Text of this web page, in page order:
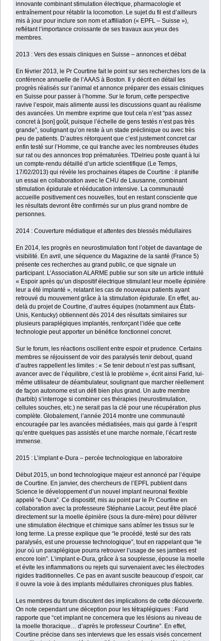
innovante combinant stimulation électrique, pharmacologie et
entraînement pour rétablir la locomotion. Le sujet du fil est d’ailleurs
mis à jour pour inclure son nom et affiliation (« EPFL – Suisse »),
reflétant l’importance croissante de ses travaux aux yeux des
membres.
2013 : Vers des essais cliniques en Suisse – annonces et débat
En février 2013, le Pr Courtine fait le point sur ses recherches lors de la
conférence annuelle de l’AAAS à Boston. Il y décrit en détail les
progrès réalisés sur l’animal et annonce préparer des essais cliniques
en Suisse pour passer à l’homme. Sur le forum, cette perspective
ravive l’espoir, mais alimente aussi les discussions quant au réalisme
des avancées. Un membre exprime que tout cela n’est “pas assez
concret à [son] goût, puisque l’échelle de gens testés n’est pas très
grande”, soulignant qu’on reste à un stade préclinique ou avec très
peu de patients. D’autres rétorquent que c’est justement concret car
enfin testé sur l’Homme, ce qui tranche avec les nombreuses études
sur rat ou des annonces trop prématurées. TDelrieu poste quant à lui
un compte-rendu détaillé d’un article scientifique (Le Temps,
17/02/2013) qui révèle les prochaines étapes de Courtine : il planifie
un essai en collaboration avec le CHU de Lausanne, combinant
stimulation épidurale et rééducation intensive. La communauté
accueille positivement ces nouvelles, tout en restant consciente que
les résultats devront être confirmés sur un plus grand nombre de
personnes.
2014 : Couverture médiatique et attentes des blessés médullaires
En 2014, les progrès en neurostimulation font l’objet de davantage de
visibilité. En avril, une séquence du Magazine de la santé (France 5)
présente ces recherches au grand public, ce que signale un
participant. L’Association ALARME publie sur son site un article intitulé
« Espoir après qu’un dispositif électrique stimulant leur moelle épinière
leur a été implanté », relatant les cas de nouveaux patients ayant
retrouvé du mouvement grâce à la stimulation épidurale. En effet, au-
delà du projet de Courtine, d’autres équipes (notamment aux États-
Unis, Kentucky) obtiennent dès 2014 des résultats similaires sur
plusieurs paraplégiques implantés, renforçant l’idée que cette
technologie peut apporter un bénéfice fonctionnel concret.
Sur le forum, les réactions oscillent entre espoir et prudence. Certains
membres se réjouissent de voir des paralysés tenir debout, quand
d’autres rappellent les limites : « Se tenir debout n’est pas suffisant,
avancer avec de l’équilibre, c’est là le problème », écrit ainsi Farid, lui-
même utilisateur de déambulateur, soulignant que marcher réellement
de façon autonome est un défi bien plus grand. Un autre membre
(harbib) s’interroge si combiner ces thérapies (neurostimulation,
cellules souches, etc.) ne serait pas la clé pour une récupération plus
complète. Globalement, l’année 2014 montre une communauté
encouragée par les avancées médiatisées, mais qui garde à l’esprit
qu’entre quelques pas assistés et une marche normale, l’écart reste
immense.
2015 : L’implant e-Dura – percée technologique en laboratoire
Début 2015, un bond technologique majeur est annoncé par l’équipe
de Courtine. En janvier, des chercheurs de l’EPFL publient dans
Science le développement d’un nouvel implant neuronal flexible
appelé “e-Dura”. Ce dispositif, mis au point par le Pr Courtine en
collaboration avec la professeure Stéphanie Lacour, peut être placé
directement sur la moelle épinière (sous la dure-mère) pour délivrer
une stimulation électrique et chimique sans abîmer les tissus sur le
long terme. La presse explique que “le procédé, testé sur des rats
paralysés, est une prouesse technologique”, tout en rappelant que “le
jour où un paraplégique pourra retrouver l’usage de ses jambes est
encore loin”. L’implant e-Dura, grâce à sa souplesse, épouse la moelle
et évite les inflammations ou rejets qui survenaient avec les électrodes
rigides traditionnelles. Ce pas en avant suscite beaucoup d’espoir, car
il ouvre la voie à des implants médullaires chroniques plus fiables.
Les membres du forum discutent des implications de cette découverte.
On note cependant une déception pour les tétraplégiques : Farid
rapporte que “cet implant ne concernera que les lésions au niveau de
la moelle thoracique… d’après le professeur Courtine”. En effet,
Courtine précise dans ses interviews que les essais visés concernent